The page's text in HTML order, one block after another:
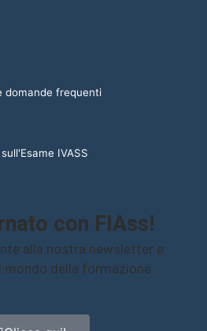
domande frequenti
IVASS
con FIAss!
alla nostra newsletter e
mondo della formazione